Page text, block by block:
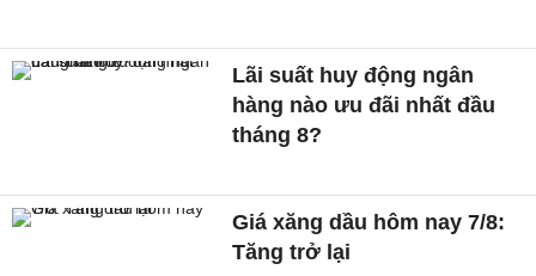
Lãi suất huy động ngân
hàng nào ưu đãi nhất đầu
tháng 8?
Giá xăng dầu hôm nay 7/8:
Tăng trở lại